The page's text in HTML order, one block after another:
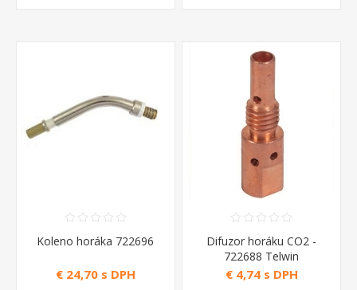
Koleno horáka 722696
€ 24,70 s DPH
Difuzor horáku CO2 -
722688 Telwin
€ 4,74 s DPH